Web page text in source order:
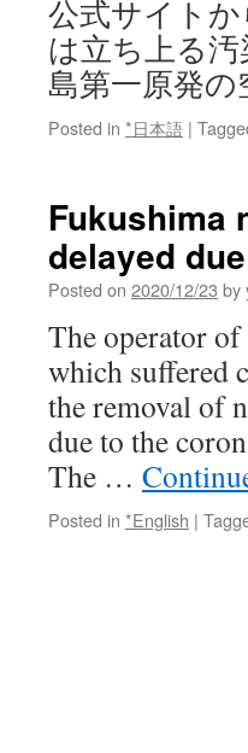
公式サイト
は立ち上る
島第一原発の
Posted in *日本語 |
Fukushima
delayed
Posted on 2020/12/23 by
The operator
which suffered
the removal of
due to the
The …
Posted in *English |